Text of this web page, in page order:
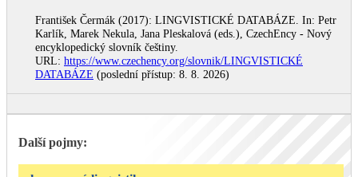
František Čermák (2017): LINGVISTICKÉ DATABÁZE. In: Petr
Karlík, Marek Nekula, Jana Pleskalová (eds.), CzechEncy - Nový
encyklopedický slovník češtiny.
URL: https://www.czechency.org/slovnik/LINGVISTICKÉ
DATABÁZE (poslední přístup: 8. 8. 2026)
Další pojmy: